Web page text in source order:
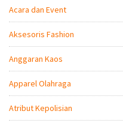
Acara dan Event
Aksesoris Fashion
Anggaran Kaos
Apparel Olahraga
Atribut Kepolisian